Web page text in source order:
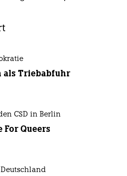
als Triebabfuhr
CSD in Berlin
For Queers